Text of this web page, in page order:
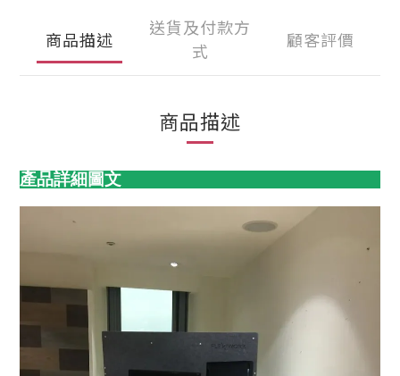
商品描述
送貨及付款方
式
顧客評價
商品描述
產品詳細圖文